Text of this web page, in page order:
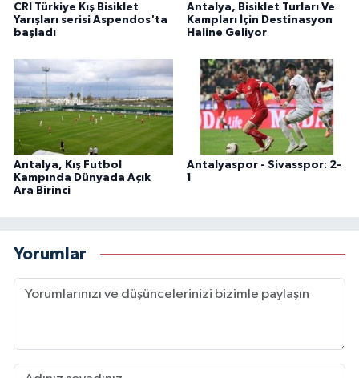
CRI Türkiye Kış Bisiklet
Yarışları serisi Aspendos'ta
başladı
Antalya, Bisiklet Turları Ve
Kampları İçin Destinasyon
Haline Geliyor
Antalya, Kış Futbol
Kampında Dünyada Açık
Ara Birinci
Antalyaspor - Sivasspor: 2-
1
Yorumlar